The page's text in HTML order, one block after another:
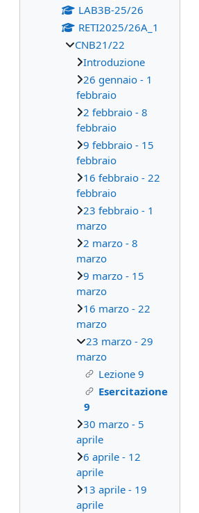
LAB3B-25/26
RETI2025/26A_1
CNB21/22
Introduzione
26 gennaio - 1
febbraio
2 febbraio - 8
febbraio
9 febbraio - 15
febbraio
16 febbraio - 22
febbraio
23 febbraio - 1
marzo
2 marzo - 8
marzo
9 marzo - 15
marzo
16 marzo - 22
marzo
23 marzo - 29
marzo
Lezione 9
Esercitazione
9
30 marzo - 5
aprile
6 aprile - 12
aprile
13 aprile - 19
aprile